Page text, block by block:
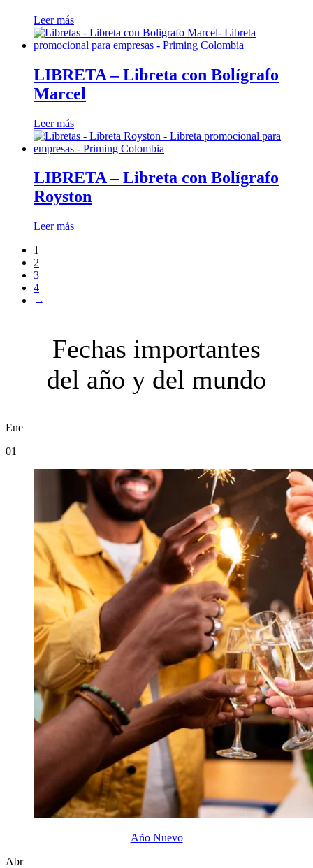
Leer más
LIBRETA – Libreta con Bolígrafo
Marcel
Leer más
LIBRETA – Libreta con Bolígrafo
Royston
Leer más
1
2
3
4
→
Fechas importantes
del año y del mundo
Ene
01
Año Nuevo
Abr